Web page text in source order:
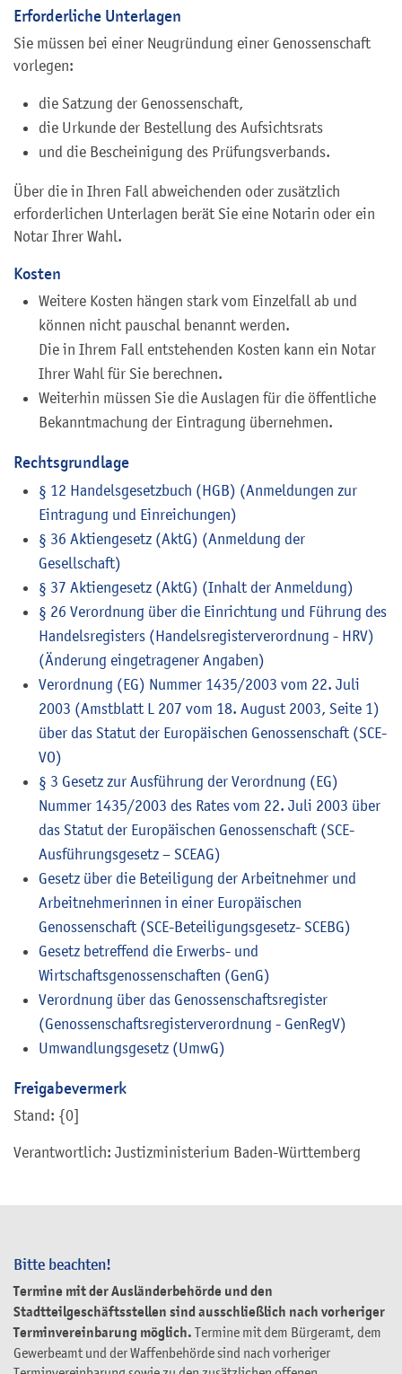
Bitte beachten!
Termine mit der Ausländerbehörde und den
Stadtteilgeschäftsstellen sind ausschließlich nach vorheriger
Terminvereinbarung möglich. Termine mit dem Bürgeramt, dem
Gewerbeamt und der Waffenbehörde sind nach vorheriger
Erforderliche Unterlagen
Sie müssen bei einer Neugründung einer Genossenschaft
vorlegen:
die Satzung der Genossenschaft,
die Urkunde der Bestellung des Aufsichtsrats
und die Bescheinigung des Prüfungsverbands.
Über die in Ihren Fall abweichenden oder zusätzlich
erforderlichen Unterlagen berät Sie eine Notarin oder ein
Notar Ihrer Wahl.
Kosten
Weitere Kosten hängen stark vom Einzelfall ab und
können nicht pauschal benannt werden.
Die in Ihrem Fall entstehenden Kosten kann ein Notar
Ihrer Wahl für Sie berechnen.
Weiterhin müssen Sie die Auslagen für die öffentliche
Bekanntmachung der Eintragung übernehmen.
Rechtsgrundlage
§ 12 Handelsgesetzbuch (HGB) (Anmeldungen zur
Eintragung und Einreichungen)
§ 36 Aktiengesetz (AktG) (Anmeldung der
Gesellschaft)
§ 37 Aktiengesetz (AktG) (Inhalt der Anmeldung)
§ 26 Verordnung über die Einrichtung und Führung des
Handelsregisters (Handelsregisterverordnung - HRV)
(Änderung eingetragener Angaben)
Verordnung (EG) Nummer 1435/2003 vom 22. Juli
2003 (Amstblatt L 207 vom 18. August 2003, Seite 1)
über das Statut der Europäischen Genossenschaft (SCE-
VO)
§ 3 Gesetz zur Ausführung der Verordnung (EG)
Nummer 1435/2003 des Rates vom 22. Juli 2003 über
das Statut der Europäischen Genossenschaft (SCE-
Ausführungsgesetz – SCEAG)
Gesetz über die Beteiligung der Arbeitnehmer und
Arbeitnehmerinnen in einer Europäischen
Genossenschaft (SCE-Beteiligungsgesetz- SCEBG)
Gesetz betreffend die Erwerbs- und
Wirtschaftsgenossenschaften (GenG)
Verordnung über das Genossenschaftsregister
(Genossenschaftsregisterverordnung - GenRegV)
Umwandlungsgesetz (UmwG)
Freigabevermerk
Stand: {0]
Verantwortlich: Justizministerium Baden-Württemberg